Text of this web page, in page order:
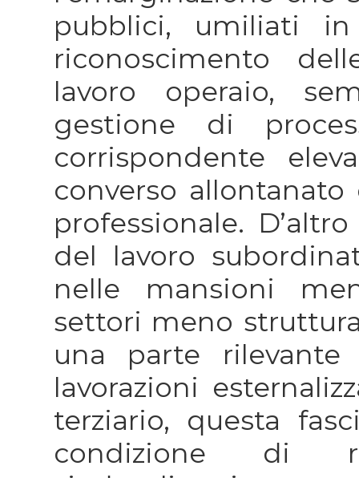
pubblici, umiliati
riconoscimento
lavoro operaio,
gestione di
corrispondente
converso
professionale.
del lavoro
nelle mansioni
settori meno
una parte rilevante
lavorazioni
terziario, questa
condizione di